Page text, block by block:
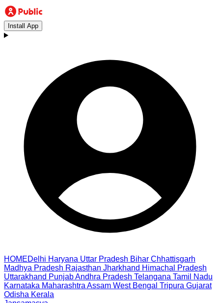
Install App
HOMEDelhi Haryana Uttar Pradesh Bihar Chhattisgarh
Madhya Pradesh Rajasthan Jharkhand Himachal Pradesh
Uttarakhand PunjabAndhra Pradesh Telangana Tamil Nadu
Karnataka Maharashtra Assam West Bengal Tripura Gujarat
Odisha Kerala